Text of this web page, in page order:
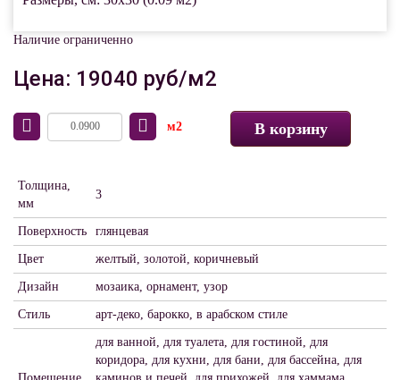
Наличие ограниченно
Цена: 19040 руб/м2
м2 В корзину
Толщина,
мм
3
Поверхность глянцевая
Цвет желтый, золотой, коричневый
Дизайн мозаика, орнамент, узор
Стиль арт-деко, барокко, в арабском стиле
для ванной, для туалета, для гостиной, для
коридора, для кухни, для бани, для бассейна, для